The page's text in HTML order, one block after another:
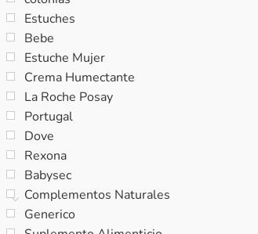
Estuches
Bebe
Estuche Mujer
Crema Humectante
La Roche Posay
Portugal
Dove
Rexona
Babysec
Complementos Naturales
Generico